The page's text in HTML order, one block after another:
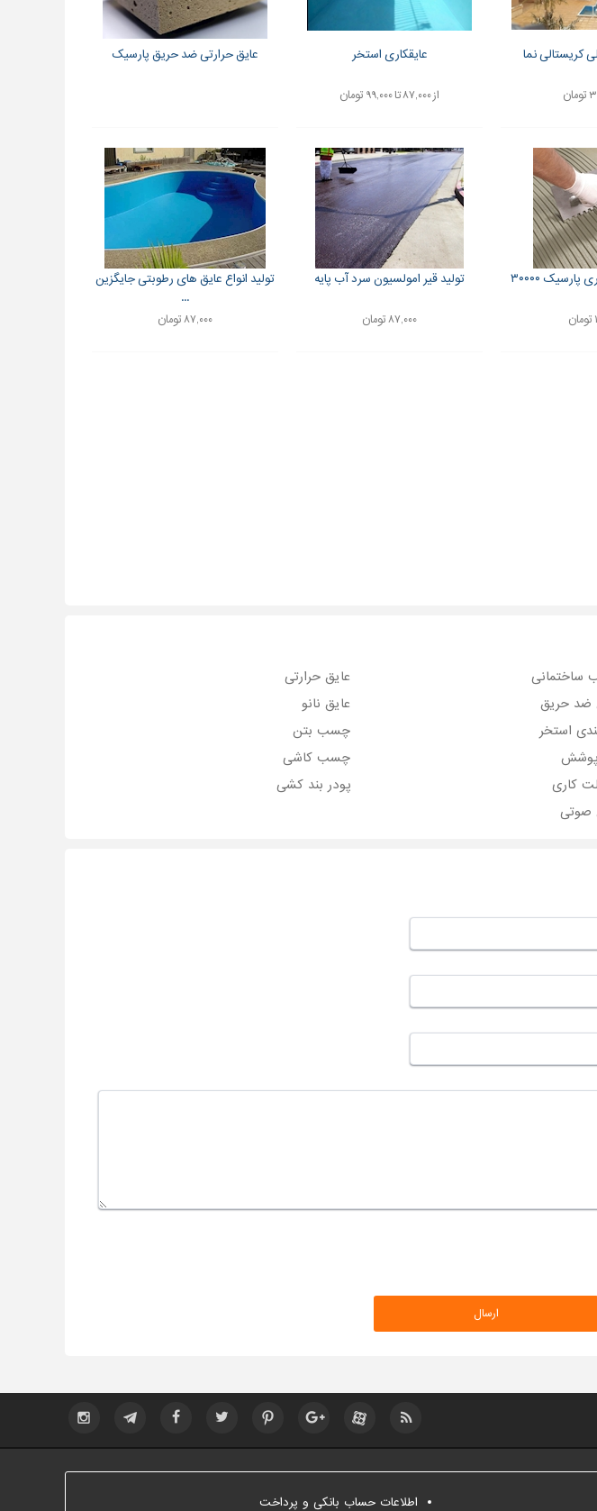
کریستالی نما عایقکاری استخر
از ۸۷,۰۰۰ تا ۹۹,۰۰۰ تومان
عایق حرارتی ضد حریق پارسیک
۳۰۰۰۰ تولید قیر امولسیون سرد آب پایه
۸۷,۰۰۰ تومان
تولید انواع عایق های رطوبتی جایگزین
...
۸۷,۰۰۰ تومان
عایق حرارتی
ضد حریق
عایق نانو
استخر
چسب بتن
پوشش
چسب کاشی
کاری
پودر بند کشی
صوتی
اطلاعات حساب بانکی و پرداخت